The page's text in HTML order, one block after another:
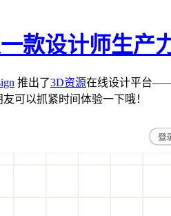
款设计师生产
推出了3D资源在线设计平台
可以抓紧时间体验一下哦！